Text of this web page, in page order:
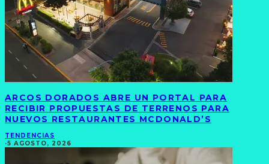
ARCOS DORADOS ABRE UN PORTAL PARA
RECIBIR PROPUESTAS DE TERRENOS PARA
NUEVOS RESTAURANTES MCDONALD’S
TENDENCIAS
·5 AGOSTO, 2026